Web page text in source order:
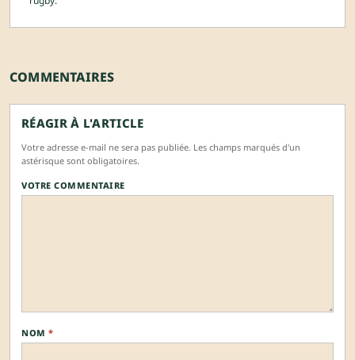
COMMENTAIRES
RÉAGIR À L'ARTICLE
Votre adresse e-mail ne sera pas publiée. Les champs marqués d'un
astérisque sont obligatoires.
VOTRE COMMENTAIRE
NOM *